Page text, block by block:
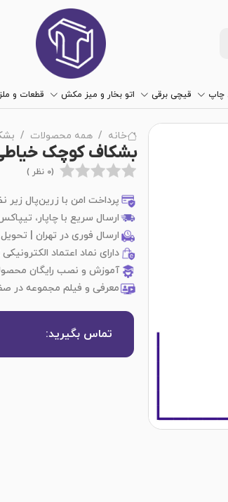
چاپ قیچی برقی اتو بخار و میز مکش قطعات و
خانه همه محصولات
بشکاف کوچک
(0 نظر )
پرداخت امن با زرین‌پال زیر
ارسال سریع با چاپار،
ارسال فوری در تهران |
دارای نماد اعتماد الکترونیکی
آموزش و نصب رایگان
معرفی و فیلم مجموعه در
تماس بگیرید: